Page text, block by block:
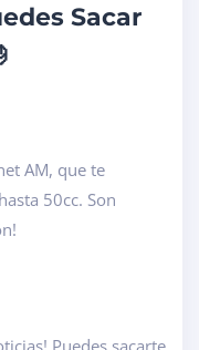
Sacar
AM, que te
50cc. Son
Puedes sacarte